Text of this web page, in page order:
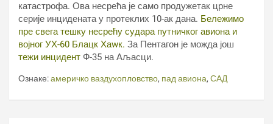
катастрофа. Ова несрећа је само продужетак црне
серије инцидената у протеклих 10-ак дана. Бележимо
пре свега тешку несрећу судара путничког авиона и
војног УХ-60 Блацк Хаwк. За Пентагон је можда још
тежи инцидент Ф-35 на Аљасци.
Ознаке:америчко ваздухопловство, пад авиона, САД